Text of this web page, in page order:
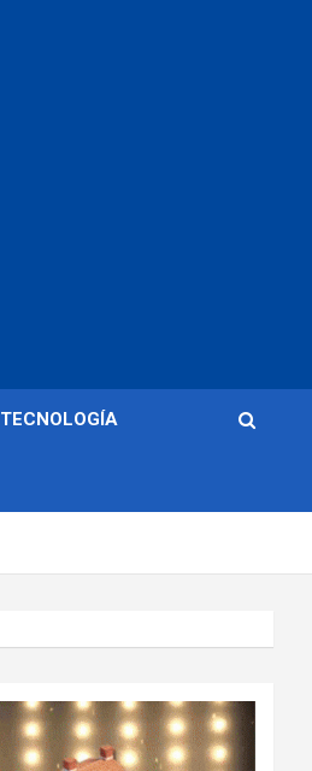
TECNOLOGÍA